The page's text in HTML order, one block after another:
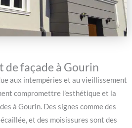
de façade à Gourin
aux intempéries et au vieillissement
compromettre l’esthétique et la
à Gourin. Des signes comme des
et des moisissures sont des